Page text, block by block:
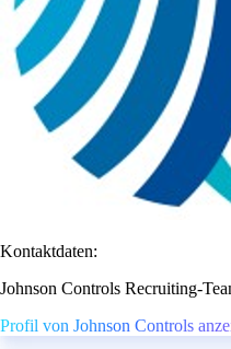
Kontaktdaten:
Johnson Controls Recruiting-
Profil von Johnson Controls